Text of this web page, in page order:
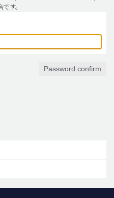
す。
Password confirm